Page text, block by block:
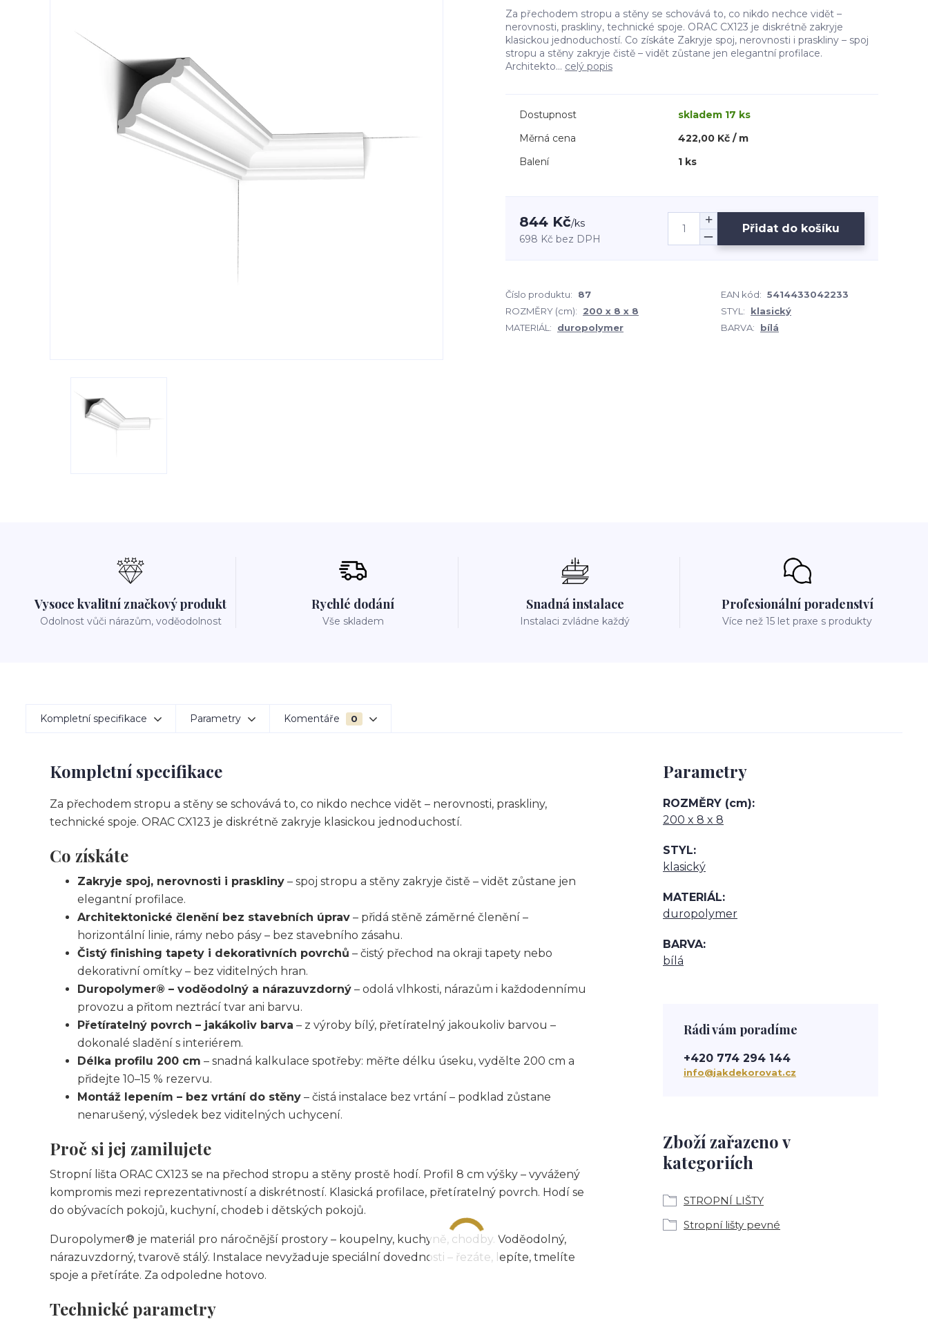
Za přechodem stropu a stěny se schovává to, co nikdo nechce vidět –
nerovnosti, praskliny, technické spoje. ORAC CX123 je diskrétně zakryje
klasickou jednoduchostí. Co získáte Zakryje spoj, nerovnosti i praskliny – spoj
stropu a stěny zakryje čistě – vidět zůstane jen elegantní profilace.
Architekto... celý popis
Dostupnost
skladem 17 ks
Měrná cena
422,00 Kč / m
Balení
1 ks
844 Kč/ks
698 Kč bez DPH
Přidat do košíku
Číslo produktu: 87 EAN kód: 5414433042233
ROZMĚRY (cm):
200 x 8 x 8 STYL:
klasický
MATERIÁL:
duropolymer BARVA: bílá
Vysoce kvalitní značkový produkt
Odolnost vůči nárazům, voděodolnost
Rychlé dodání
Vše skladem
Snadná instalace
Instalaci zvládne každý
Profesionální poradenství
Více než 15 let praxe s produkty
Kompletní specifikace Parametry Komentáře 0
Kompletní specifikace
Za přechodem stropu a stěny se schovává to, co nikdo nechce vidět – nerovnosti, praskliny,
technické spoje. ORAC CX123 je diskrétně zakryje klasickou jednoduchostí.
Co získáte
Zakryje spoj, nerovnosti i praskliny – spoj stropu a stěny zakryje čistě – vidět zůstane jen
elegantní profilace.
Architektonické členění bez stavebních úprav – přidá stěně záměrné členění –
horizontální linie, rámy nebo pásy – bez stavebního zásahu.
Čistý finishing tapety i dekorativních povrchů – čistý přechod na okraji tapety nebo
dekorativní omítky – bez viditelných hran.
Duropolymer® – voděodolný a nárazuvzdorný – odolá vlhkosti, nárazům i každodennímu
provozu a přitom neztrácí tvar ani barvu.
Přetíratelný povrch – jakákoliv barva – z výroby bílý, přetíratelný jakoukoliv barvou –
dokonalé sladění s interiérem.
Délka profilu 200 cm – snadná kalkulace spotřeby: měřte délku úseku, vydělte 200 cm a
přidejte 10–15 % rezervu.
Montáž lepením – bez vrtání do stěny – čistá instalace bez vrtání – podklad zůstane
nenarušený, výsledek bez viditelných uchycení.
Proč si jej zamilujete
Stropní lišta ORAC CX123 se na přechod stropu a stěny prostě hodí. Profil 8 cm výšky – vyvážený
kompromis mezi reprezentativností a diskrétností. Klasická profilace, přetíratelný povrch. Hodí se
do obývacích pokojů, kuchyní, chodeb i dětských pokojů.
Duropolymer® je materiál pro náročnější prostory – koupelny, kuchyně, chodby. Voděodolný,
nárazuvzdorný, tvarově stálý. Instalace nevyžaduje speciální dovednosti – řezáte, lepíte, tmelíte
spoje a přetíráte. Za odpoledne hotovo.
Technické parametry
Parametry
ROZMĚRY (cm)
200 x 8 x 8
STYL
klasický
MATERIÁL
duropolymer
BARVA
bílá
Zboží zařazeno v
kategoriích
STROPNÍ LIŠTY
Stropní lišty pevné
Rádi vám poradíme
+420 774 294 144
info@jakdekorovat.cz